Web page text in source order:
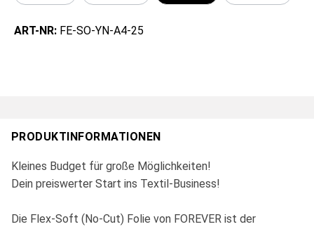
ART-NR: FE-SO-YN-A4-25
PRODUKTINFORMATIONEN
Kleines Budget für große Möglichkeiten!
Dein preiswerter Start ins Textil-Business!
Die Flex-Soft (No-Cut) Folie von FOREVER ist der